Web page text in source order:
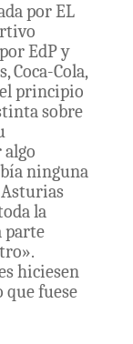
por EL
EdP y
Coca-Cola,
principio
sobre
ninguna
la
parte
hiciesen
que fuese